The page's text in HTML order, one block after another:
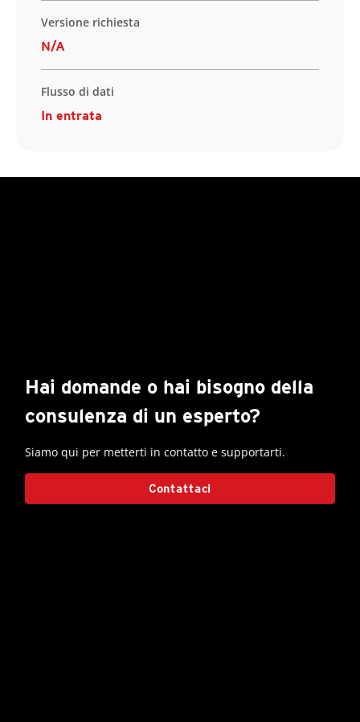
Versione richiesta
N/A
Flusso di dati
In entrata
Hai domande o hai bisogno della
consulenza di un esperto?
Siamo qui per metterti in contatto e supportarti.
Contattaci